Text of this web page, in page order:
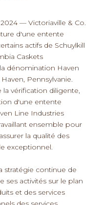
— Victoriaville & Co.
d'une entente
actifs de Schuylkill
Caskets
dénomination Haven
Pennsylvanie.
la vérification diligente,
d'une entente
Line Industries
ensemble pour
la qualité des
exceptionnel.
stratégie continue de
ses activités sur le plan
et des services